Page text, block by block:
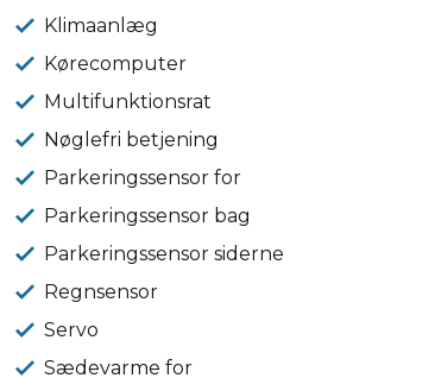
Klimaanlæg
Kørecomputer
Multifunktionsrat
Nøglefri betjening
Parkeringssensor for
Parkeringssensor bag
Parkeringssensor siderne
Regnsensor
Servo
Sædevarme for